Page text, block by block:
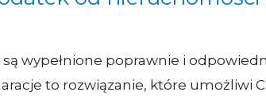
wypełnione poprawnie i
to rozwiązanie, które umożliwi